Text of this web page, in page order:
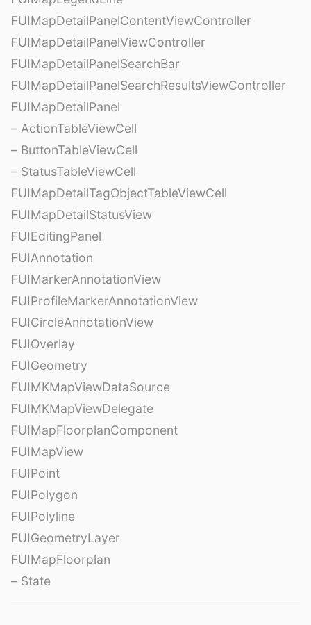
FUIMapDetailPanelContentViewController
FUIMapDetailPanelViewController
FUIMapDetailPanelSearchBar
FUIMapDetailPanelSearchResultsViewController
FUIMapDetailPanel
– ActionTableViewCell
– ButtonTableViewCell
– StatusTableViewCell
FUIMapDetailTagObjectTableViewCell
FUIMapDetailStatusView
FUIEditingPanel
FUIAnnotation
FUIMarkerAnnotationView
FUIProfileMarkerAnnotationView
FUICircleAnnotationView
FUIOverlay
FUIGeometry
FUIMKMapViewDataSource
FUIMKMapViewDelegate
FUIMapFloorplanComponent
FUIMapView
FUIPoint
FUIPolygon
FUIPolyline
FUIGeometryLayer
FUIMapFloorplan
– State